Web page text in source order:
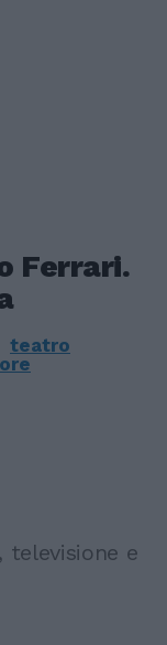
Ferrari.
teatro
televisione e